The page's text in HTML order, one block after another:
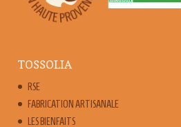
TOSSOLIA
RSE
FABRICATION ARTISANALE
LES BIENFAITS